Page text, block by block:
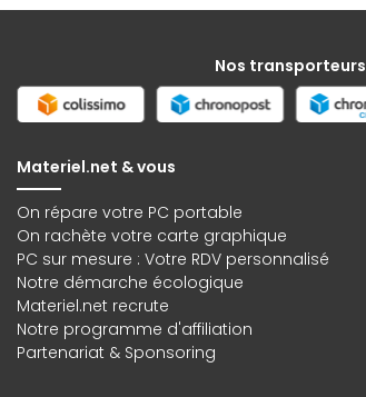
Nos transporteurs
Materiel.net & vous
On répare votre PC portable
On rachète votre carte graphique
PC sur mesure : Votre RDV personnalisé
Notre démarche écologique
Materiel.net recrute
Notre programme d'affiliation
Partenariat & Sponsoring